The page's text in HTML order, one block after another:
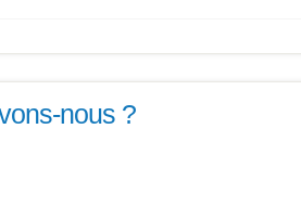
nous ?